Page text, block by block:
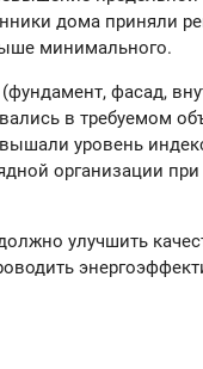
дома приняли
минимального.
фасад,
в требуемом
уровень
организации
улучшить